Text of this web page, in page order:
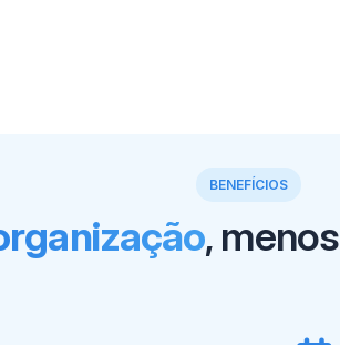
BENEFÍCIOS
, menos